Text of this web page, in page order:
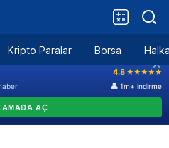
Kripto Paralar Borsa